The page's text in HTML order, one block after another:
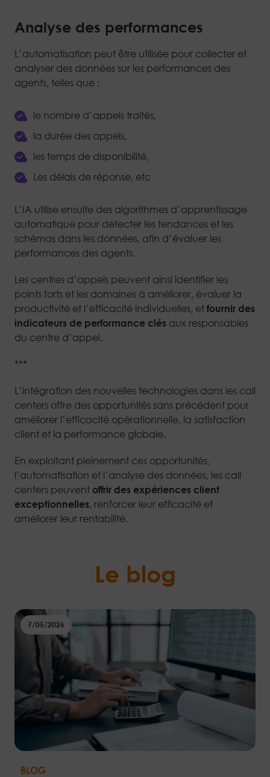
Analyse des performances
L’automatisation peut être utilisée pour collecter et
analyser des données sur les performances des
agents, telles que :
le nombre d’appels traités,
la durée des appels,
les temps de disponibilité,
Les délais de réponse, etc
L’IA utilise ensuite des algorithmes d’apprentissage
automatique pour détecter les tendances et les
schémas dans les données, afin d’évaluer les
performances des agents.
Les centres d’appels peuvent ainsi identifier les
points forts et les domaines à améliorer, évaluer la
productivité et l’efficacité individuelles, etfournir des
indicateurs de performance clésaux responsables
du centre d’appel.
***
L’intégration des nouvelles technologies dans les call
centers offre des opportunités sans précédent pour
améliorer l’efficacité opérationnelle, la satisfaction
client et la performance globale.
En exploitant pleinement ces opportunités,
l’automatisation et l’analyse des données, les call
centers peuvent offrir des expériences client
exceptionnelles, renforcer leur efficacité et
améliorer leur rentabilité.
Le blog
7/05/2026
BLOG